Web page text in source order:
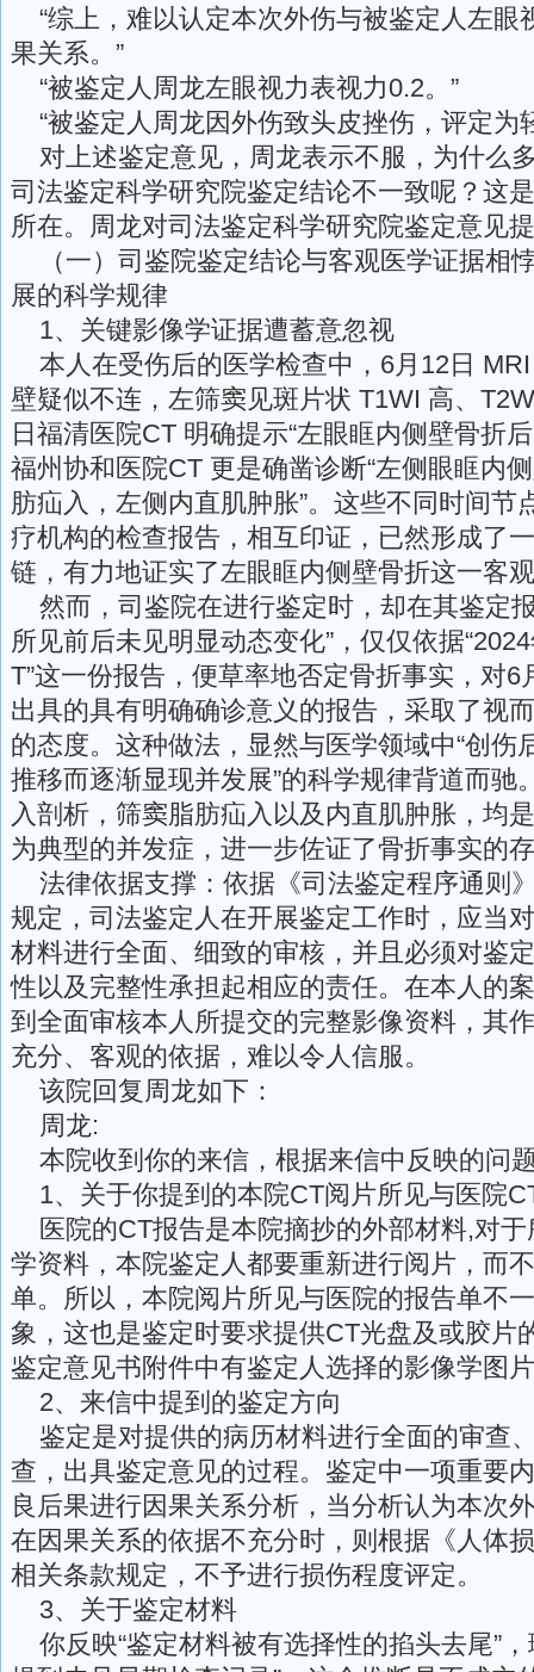
“综上，难以认定本次外伤与被鉴定人左眼
果关系。”
“被鉴定人周龙左眼视力表视力0.2。”
“被鉴定人周龙因外伤致头皮挫伤，评定为
对上述鉴定意见，周龙表示不服，为什么
司法鉴定科学研究院鉴定结论不一致呢？这
所在。周龙对司法鉴定科学研究院鉴定意见
（一）司鉴院鉴定结论与客观医学证据相
展的科学规律
1、关键影像学证据遭蓄意忽视
本人在受伤后的医学检查中，6月12日 MRI
壁疑似不连，左筛窦见斑片状 T1WI 高、
日福清医院CT 明确提示“左眼眶内侧壁骨折
福州协和医院CT 更是确凿诊断“左侧眼眶内
肪疝入，左侧内直肌肿胀”。这些不同时间节
疗机构的检查报告，相互印证，已然形成了
链，有力地证实了左眼眶内侧壁骨折这一客
然而，司鉴院在进行鉴定时，却在其鉴定
所见前后未见明显动态变化”，仅仅依据
T”这一份报告，便草率地否定骨折事实，对6
出具的具有明确确诊意义的报告，采取了视
的态度。这种做法，显然与医学领域中“创伤
推移而逐渐显现并发展”的科学规律背道而驰
入剖析，筛窦脂肪疝入以及内直肌肿胀，均
为典型的并发症，进一步佐证了骨折事实的
法律依据支撑：依据《司法鉴定程序通则
规定，司法鉴定人在开展鉴定工作时，应当
材料进行全面、细致的审核，并且必须对鉴
性以及完整性承担起相应的责任。在本人的
到全面审核本人所提交的完整影像资料，其
充分、客观的依据，难以令人信服。
该院回复周龙如下：
周龙:
本院收到你的来信，根据来信中反映的问
1、关于你提到的本院CT阅片所见与医院
医院的CT报告是本院摘抄的外部材料,对于
学资料，本院鉴定人都要重新进行阅片，而
单。所以，本院阅片所见与医院的报告单不
象，这也是鉴定时要求提供CT光盘及或胶片
鉴定意见书附件中有鉴定人选择的影像学图
2、来信中提到的鉴定方向
鉴定是对提供的病历材料进行全面的审查
查，出具鉴定意见的过程。鉴定中一项重要
良后果进行因果关系分析，当分析认为本次
在因果关系的依据不充分时，则根据《人体
相关条款规定，不予进行损伤程度评定。
3、关于鉴定材料
你反映“鉴定材料被有选择性的掐头去尾”